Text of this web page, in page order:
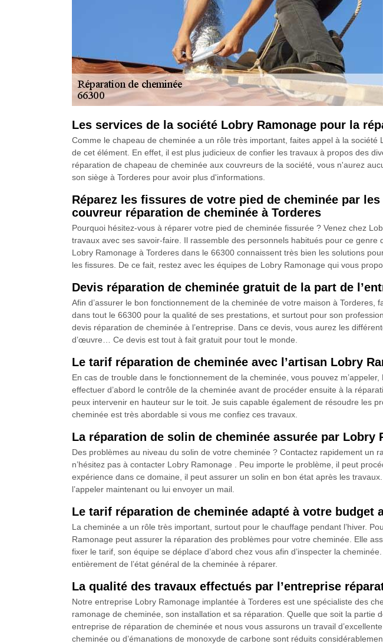
Les services de la société Lobry Ramonage pour la
Comme le chapeau de cheminée a un rôle très important, faites appel à la
de cet élément. En effet, il est plus judicieux de confier les travaux à propos des
réparation de chapeau de cheminée aux couvreurs de la société, vous n'aurez
son siège à Torderes pour avoir plus d'informations.
Réparez les fissures de votre pied de cheminée par
couvreur réparation de cheminée à Torderes
Pourquoi hésitez-vous à réparer votre pied de cheminée fissurée ? Venez chez
travaux avec ses savoir-faire. Il rassemble des personnels habitués pour ce
Lobry Ramonage à Torderes dans le 66300 connaissent très bien les solutions
les fissures. De ce fait, restez avec les équipes de Lobry Ramonage qui vous
Devis réparation de cheminée gratuit de la part de
Afin d’assurer le bon fonctionnement de la cheminée de votre maison à
dans tout le 66300 pour la qualité de ses prestations, et surtout pour son
devis réparation de cheminée à l’entreprise. Dans ce devis, vous aurez les
d’œuvre… Ce devis est tout à fait gratuit pour tout le monde.
Le tarif réparation de cheminée avec l’artisan Lobry
En cas de trouble dans le fonctionnement de la cheminée, vous pouvez
effectuer d’abord le contrôle de la cheminée avant de procéder ensuite à la
peux intervenir en hauteur sur le toit. Je suis capable également de résoudre les
cheminée est très abordable si vous me confiez ces travaux.
La réparation de solin de cheminée assurée par Lobry
Des problèmes au niveau du solin de votre cheminée ? Contactez rapidement un
n’hésitez pas à contacter Lobry Ramonage . Peu importe le problème, il peut
expérience dans ce domaine, il peut assurer un solin en bon état après les
l’appeler maintenant ou lui envoyer un mail.
Le tarif réparation de cheminée adapté à votre budget
La cheminée a un rôle très important, surtout pour le chauffage pendant l’hiver.
Ramonage peut assurer la réparation des problèmes pour votre cheminée. Elle
fixer le tarif, son équipe se déplace d’abord chez vous afin d’inspecter la
entièrement de l’état général de la cheminée à réparer.
La qualité des travaux effectués par l’entreprise
Notre entreprise Lobry Ramonage implantée à Torderes est une spécialiste des
ramonage de cheminée, son installation et sa réparation. Quelle que soit la
entreprise de réparation de cheminée et nous vous assurons un travail
cheminée ou d’émanations de monoxyde de carbone sont réduits